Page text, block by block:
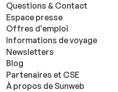
Questions & Contact
Espace presse
Offres d'emploi
Informations de voyage
Newsletters
Blog
Partenaires et CSE
À propos de Sunweb